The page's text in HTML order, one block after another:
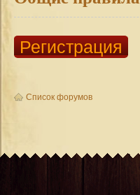
Регистрация
Список форумов